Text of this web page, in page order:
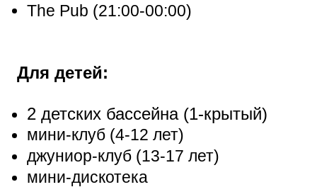
The Pub (21:00-00:00)
Для детей:
2 детских бассейна (1-крытый)
мини-клуб (4-12 лет)
джуниор-клуб (13-17 лет)
мини-дискотека